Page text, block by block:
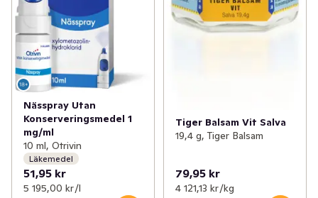
Nässpray Utan
Konserveringsmedel 1
mg/ml
10 ml, Otrivin
Läkemedel
51,95 kr
5 195,00 kr /l
Tiger Balsam Vit Salva
19,4 g, Tiger Balsam
79,95 kr
4 121,13 kr /kg